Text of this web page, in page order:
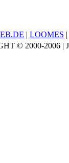
| LOOMES |
© 2000-2006 |